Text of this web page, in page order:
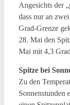
Angesichts der
dass nur an
Grad-Grenze
28. Mai den
Mai mit 4,3
Spitze bei
Zu den
Sonnenstunden